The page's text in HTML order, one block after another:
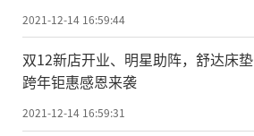
2021-12-14 16:59:44
双12新店开业、明星助阵，舒达床垫
跨年钜惠感恩来袭
2021-12-14 16:59:31